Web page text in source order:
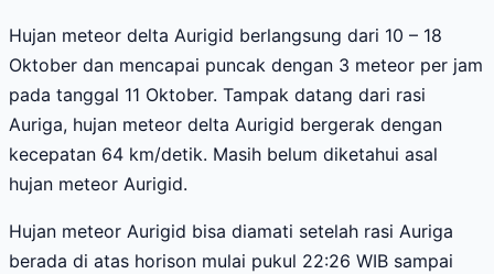
Hujan meteor delta Aurigid berlangsung dari 10 – 18
Oktober dan mencapai puncak dengan 3 meteor per jam
pada tanggal 11 Oktober. Tampak datang dari rasi
Auriga, hujan meteor delta Aurigid bergerak dengan
kecepatan 64 km/detik. Masih belum diketahui asal
hujan meteor Aurigid.
Hujan meteor Aurigid bisa diamati setelah rasi Auriga
berada di atas horison mulai pukul 22:26 WIB sampai